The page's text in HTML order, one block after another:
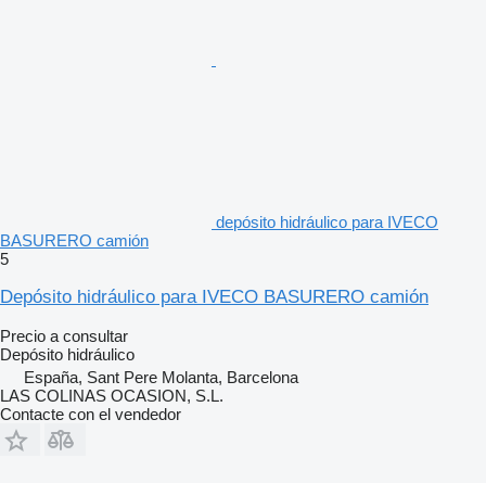
depósito hidráulico para IVECO
BASURERO camión
5
Depósito hidráulico para IVECO BASURERO camión
Precio a consultar
Depósito hidráulico
España, Sant Pere Molanta, Barcelona
LAS COLINAS OCASION, S.L.
Contacte con el vendedor